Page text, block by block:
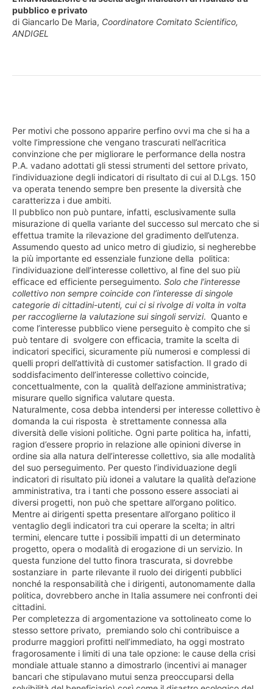
pubblico e privato
di Giancarlo De Maria, Coordinatore Comitato Scientifico,
ANDIGEL
Per motivi che possono apparire perfino ovvi ma che si ha a
volte l’impressione che vengano trascurati nell’acritica
convinzione che per migliorare le performance della nostra
P.A. vadano adottati gli stessi strumenti del settore privato,
l’individuazione degli indicatori di risultato di cui al D.Lgs. 150
va operata tenendo sempre ben presente la diversità che
caratterizza i due ambiti.
Il pubblico non può puntare, infatti, esclusivamente sulla
misurazione di quella variante del successo sul mercato che si
effettua tramite la rilevazione del gradimento dell’utenza.
Assumendo questo ad unico metro di giudizio, si negherebbe
la più importante ed essenziale funzione della politica:
l’individuazione dell’interesse collettivo, al fine del suo più
efficace ed efficiente perseguimento. Solo che l’interesse
collettivo non sempre coincide con l’interesse di singole
categorie di cittadini-utenti, cui ci si rivolge di volta in volta
per raccoglierne la valutazione sui singoli servizi. Quanto e
come l’interesse pubblico viene perseguito è compito che si
può tentare di svolgere con efficacia, tramite la scelta di
indicatori specifici, sicuramente più numerosi e complessi di
quelli propri dell’attività di customer satisfaction. Il grado di
soddisfacimento dell’interesse collettivo coincide,
concettualmente, con la qualità dell’azione amministrativa;
misurare quello significa valutare questa.
Naturalmente, cosa debba intendersi per interesse collettivo è
domanda la cui risposta è strettamente connessa alla
diversità delle visioni politiche. Ogni parte politica ha, infatti,
ragion d’essere proprio in relazione alle opinioni diverse in
ordine sia alla natura dell’interesse collettivo, sia alle modalità
del suo perseguimento. Per questo l’individuazione degli
indicatori di risultato più idonei a valutare la qualità del’azione
amministrativa, tra i tanti che possono essere associati ai
diversi progetti, non può che spettare all’organo politico.
Mentre ai dirigenti spetta presentare all’organo politico il
ventaglio degli indicatori tra cui operare la scelta; in altri
termini, elencare tutte i possibili impatti di un determinato
progetto, opera o modalità di erogazione di un servizio. In
questa funzione del tutto finora trascurata, si dovrebbe
sostanziare in parte rilevante il ruolo dei dirigenti pubblici
nonché la responsabilità che i dirigenti, autonomamente dalla
politica, dovrebbero anche in Italia assumere nei confronti dei
cittadini.
Per completezza di argomentazione va sottolineato come lo
stesso settore privato, premiando solo chi contribuisce a
produrre maggiori profitti nell’immediato, ha oggi mostrato
fragorosamente i limiti di una tale opzione: le cause della crisi
mondiale attuale stanno a dimostrarlo (incentivi ai manager
bancari che stipulavano mutui senza preoccuparsi della